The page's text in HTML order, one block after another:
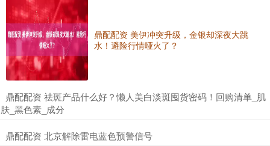
鼎配配资 美伊冲突升级，金银却深夜大跳
水！避险行情哑火了？
​鼎配配资 祛斑产品什么好？懒人美白淡斑囤货密码！回购清单_肌
肤_黑色素_成分
​鼎配配资 北京解除雷电蓝色预警信号